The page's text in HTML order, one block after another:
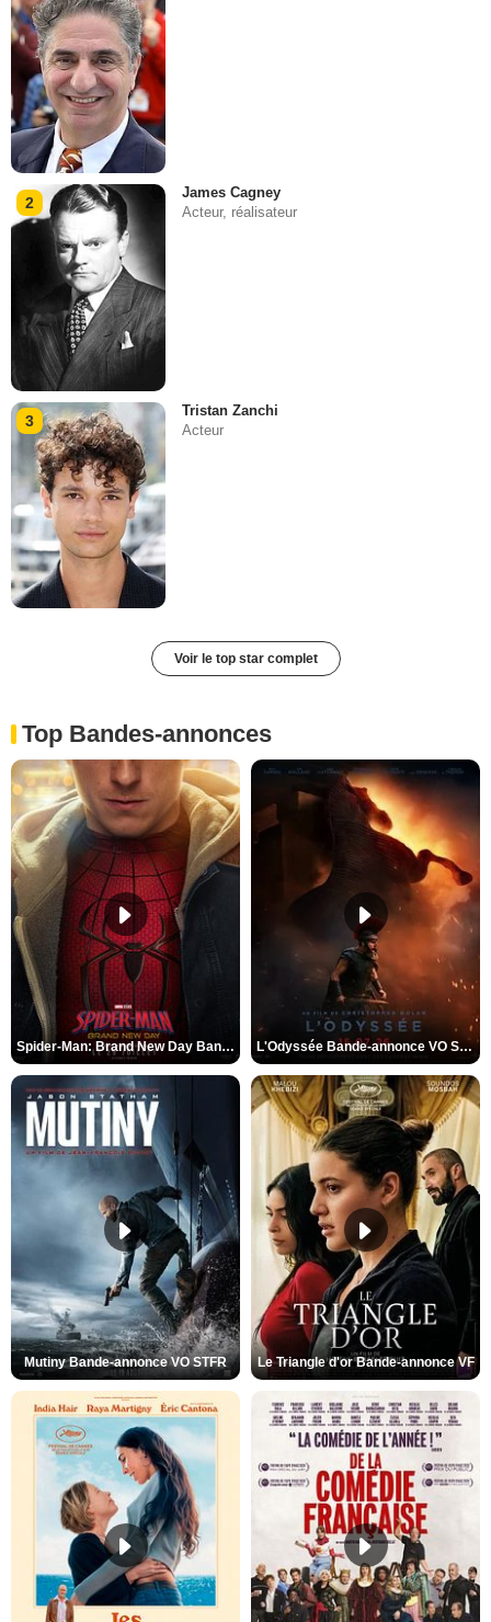
2
James Cagney
Acteur, réalisateur
3
Tristan Zanchi
Acteur
Voir le top star complet
Top Bandes-annonces
Spider-Man: Brand New Day Bande-annonce VO STFR L'Odyssée Bande-annonce VO STFR
Mutiny Bande-annonce VO STFR Le Triangle d'or Bande-annonce VF